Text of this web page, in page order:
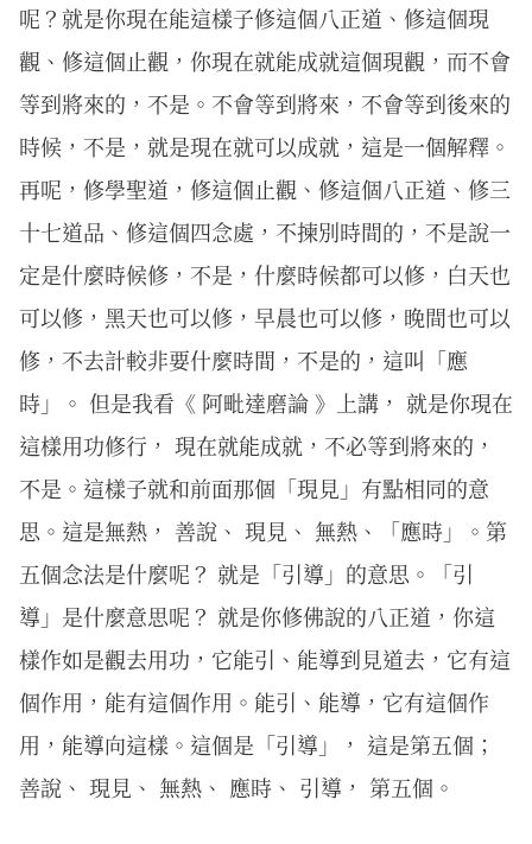
呢？就是你現在能這樣子修這個八正道、修這個現
觀、修這個止觀，你現在就能成就這個現觀，而不會
等到將來的，不是。不會等到將來，不會等到後來的
時候，不是，就是現在就可以成就，這是一個解釋。
再呢，修學聖道，修這個止觀、修這個八正道、修三
十七道品、修這個四念處，不揀別時間的，不是說一
定是什麼時候修，不是，什麼時候都可以修，白天也
可以修，黑天也可以修，早晨也可以修，晚間也可以
修，不去計較非要什麼時間，不是的，這叫「應
時」。 但是我看《 阿毗達磨論 》上講， 就是你現在
這樣用功修行， 現在就能成就，不必等到將來的，
不是。這樣子就和前面那個「現見」有點相同的意
思。這是無熱， 善說、 現見、 無熱、「應時」。第
五個念法是什麼呢？ 就是「引導」的意思。「引
導」是什麼意思呢？ 就是你修佛說的八正道，你這
樣作如是觀去用功，它能引、能導到見道去，它有這
個作用，能有這個作用。能引、能導，它有這個作
用，能導向這樣。這個是「引導」， 這是第五個；
善說、 現見、 無熱、 應時、 引導， 第五個。